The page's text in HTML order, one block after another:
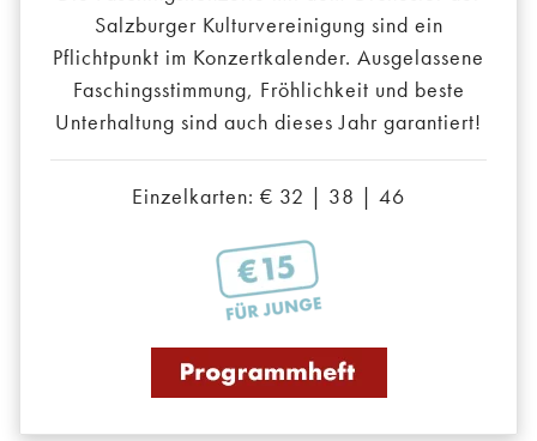
Salzburger Kulturvereinigung sind ein
Pflichtpunkt im Konzertkalender. Ausgelassene
Faschingsstimmung, Fröhlichkeit und beste
Unterhaltung sind auch dieses Jahr garantiert!
Einzelkarten: € 32 | 38 | 46